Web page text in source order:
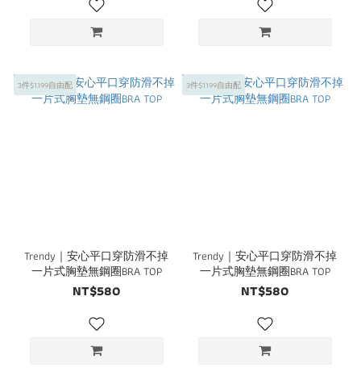
3件$1199自由配
Trendy｜安心平口穿防滑不掉
一片式胸墊無鋼圈BRA TOP
NT$580
3件$1199自由配
Trendy｜安心平口穿防滑不掉
一片式胸墊無鋼圈BRA TOP
NT$580